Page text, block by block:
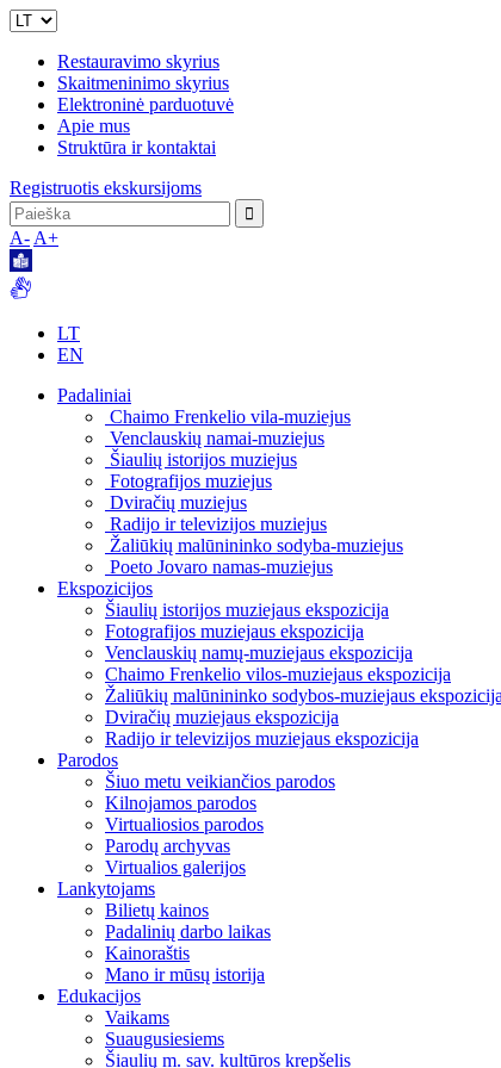
Restauravimo skyrius
Skaitmeninimo skyrius
Elektroninė parduotuvė
Apie mus
Struktūra ir kontaktai
Registruotis ekskursijoms
A- A+
LT
EN
Padaliniai
Chaimo Frenkelio vila-muziejus
Venclauskių namai-muziejus
Šiaulių istorijos muziejus
Fotografijos muziejus
Dviračių muziejus
Radijo ir televizijos muziejus
Žaliūkių malūnininko sodyba-muziejus
Poeto Jovaro namas-muziejus
Ekspozicijos
Šiaulių istorijos muziejaus ekspozicija
Fotografijos muziejaus ekspozicija
Venclauskių namų-muziejaus ekspozicija
Chaimo Frenkelio vilos-muziejaus ekspozicija
Žaliūkių malūnininko sodybos-muziejaus ekspozicija
Dviračių muziejaus ekspozicija
Radijo ir televizijos muziejaus ekspozicija
Parodos
Šiuo metu veikiančios parodos
Kilnojamos parodos
Virtualiosios parodos
Parodų archyvas
Virtualios galerijos
Lankytojams
Bilietų kainos
Padalinių darbo laikas
Kainoraštis
Mano ir mūsų istorija
Edukacijos
Vaikams
Suaugusiesiems
Šiaulių m. sav. kultūros krepšelis